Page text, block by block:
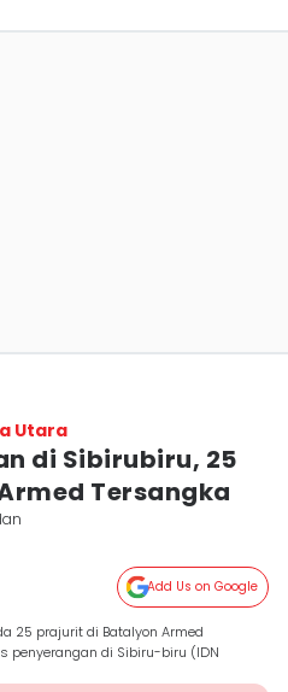
Utara
di Sibirubiru, 25
Tersangka
Add Us on Google
25 prajurit di Batalyon Armed
penyerangan di Sibiru-biru (IDN